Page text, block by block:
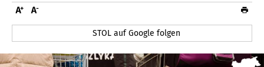
STOL auf Google folgen